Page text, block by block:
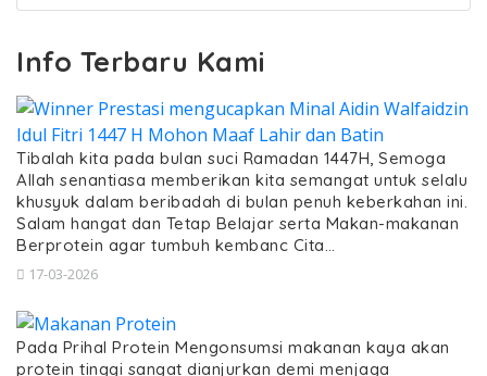
Info Terbaru Kami
Tibalah kita pada bulan suci Ramadan 1447H, Semoga
Allah senantiasa memberikan kita semangat untuk selalu
khusyuk dalam beribadah di bulan penuh keberkahan ini.
Salam hangat dan Tetap Belajar serta Makan-makanan
Berprotein agar tumbuh kembanc Cita…
17-03-2026
Pada Prihal Protein Mengonsumsi makanan kaya akan
protein tinggi sangat dianjurkan demi menjaga